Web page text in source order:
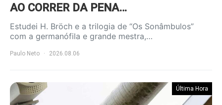
AO CORRER DA PENA…
Estudei H. Bröch e a trilogia de “Os Sonâmbulos”
com a germanófila e grande mestra,…
Paulo Neto 2026.08.06
Última Hora